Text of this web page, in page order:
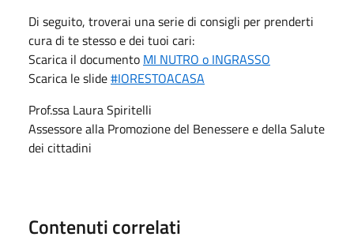
Di seguito, troverai una serie di consigli per prenderti
cura di te stesso e dei tuoi cari:
Scarica il documento MI NUTRO o INGRASSO
Scarica le slide#IORESTOACASA
Prof.ssa Laura Spiritelli
Assessore alla Promozione del Benessere e della Salute
dei cittadini
Contenuti correlati